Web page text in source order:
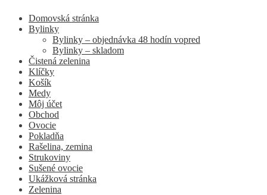
Domovská stránka
Bylinky
Bylinky – objednávka 48 hodín vopred
Bylinky – skladom
Čistená zelenina
Klíčky
Košík
Medy
Môj účet
Obchod
Ovocie
Pokladňa
Rašelina, zemina
Strukoviny
Sušené ovocie
Ukážková stránka
Zelenina